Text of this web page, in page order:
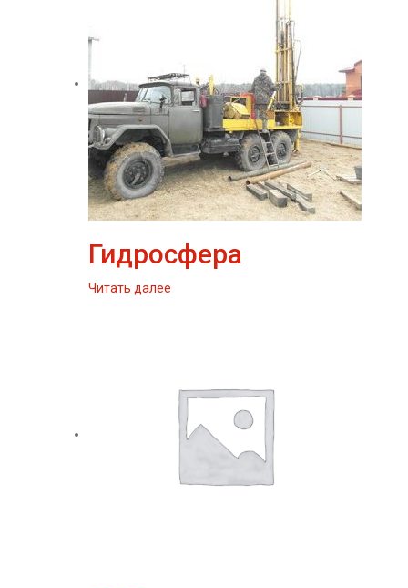
Гидросфера
Читать далее